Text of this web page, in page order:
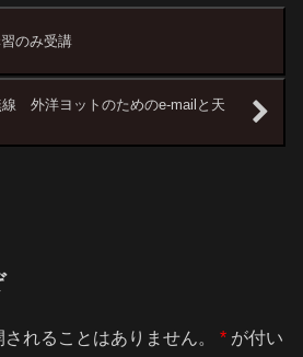
のみ受講
外洋ヨットのためのe-mailと天
れることはありません。 * が付い